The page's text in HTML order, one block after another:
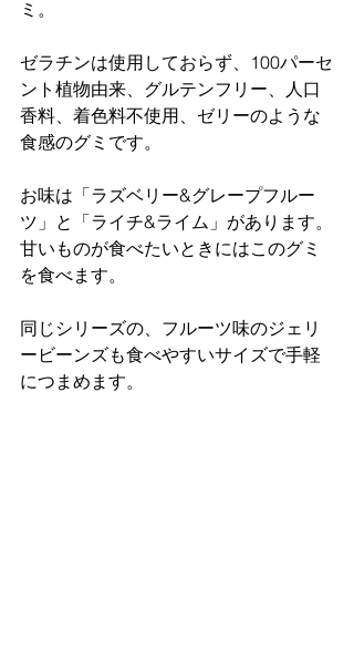
ミ。
ゼラチンは使用しておらず、100パーセ
ント植物由来、グルテンフリー、人口
香料、着色料不使用、ゼリーのような
食感のグミです。
お味は「ラズベリー&グレープフルー
ツ」と「ライチ&ライム」があります。
甘いものが食べたいときにはこのグミ
を食べます。
同じシリーズの、フルーツ味のジェリ
ービーンズも食べやすいサイズで手軽
につまめます。